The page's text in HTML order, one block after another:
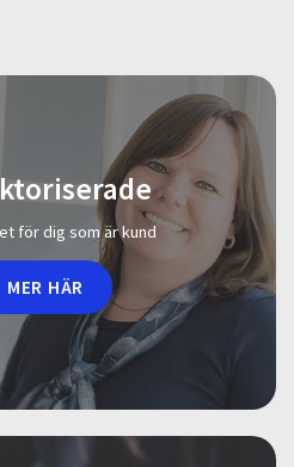
för dig som är kund
MER HÄR